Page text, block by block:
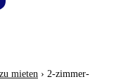
mieten › 2-zimmer-